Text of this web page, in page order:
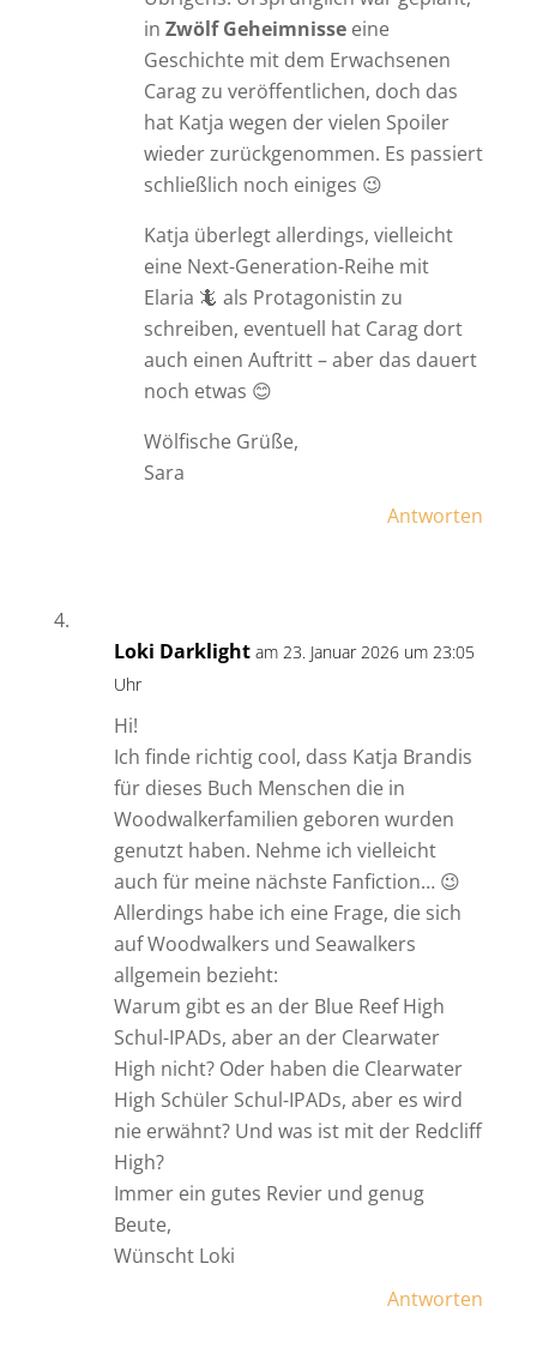
in Zwölf Geheimnisseeine
Geschichte mit dem Erwachsenen
Carag zu veröffentlichen, doch das
hat Katja wegen der vielen Spoiler
wieder zurückgenommen. Es passiert
schließlich noch einiges 😉
Katja überlegt allerdings, vielleicht
eine Next-Generation-Reihe mit
Elaria 🦎 als Protagonistin zu
schreiben, eventuell hat Carag dort
auch einen Auftritt – aber das dauert
noch etwas 😊
Wölfische Grüße,
Sara
Antworten
Loki Darklight am 23. Januar 2026 um 23:05
Uhr
Hi!
Ich finde richtig cool, dass Katja Brandis
für dieses Buch Menschen die in
Woodwalkerfamilien geboren wurden
genutzt haben. Nehme ich vielleicht
auch für meine nächste Fanfiction… 😉
Allerdings habe ich eine Frage, die sich
auf Woodwalkers und Seawalkers
allgemein bezieht:
Warum gibt es an der Blue Reef High
Schul-IPADs, aber an der Clearwater
High nicht? Oder haben die Clearwater
High Schüler Schul-IPADs, aber es wird
nie erwähnt? Und was ist mit der Redcliff
High?
Immer ein gutes Revier und genug
Beute,
Wünscht Loki
Antworten